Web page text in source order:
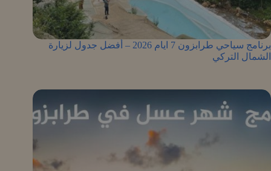
برنامج سياحي طرابزون 7 ايام 2026 – أفضل جدول لزيارة
الشمال التركي